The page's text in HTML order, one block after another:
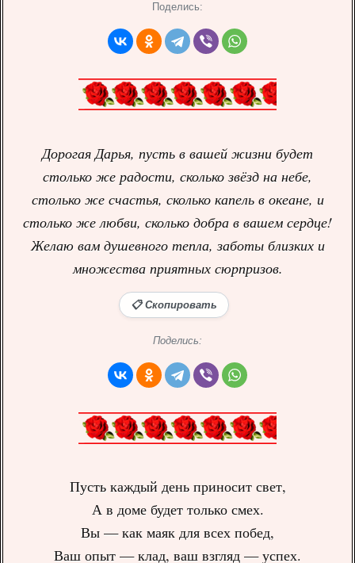
Поделись:
Дорогая Дарья, пусть в вашей жизни будет
столько же радости, сколько звёзд на небе,
столько же счастья, сколько капель в океане, и
столько же любви, сколько добра в вашем сердце!
Желаю вам душевного тепла, заботы близких и
множества приятных сюрпризов.
📋 Скопировать
Поделись:
Пусть каждый день приносит свет,
А в доме будет только смех.
Вы — как маяк для всех побед,
Ваш опыт — клад, ваш взгляд — успех.